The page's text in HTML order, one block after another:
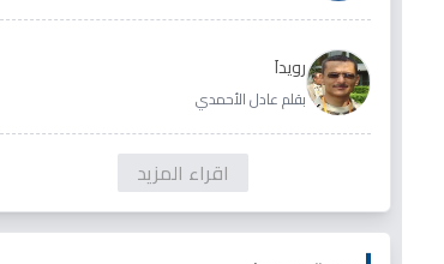
رويداَ
بقلم عادل الأحمدي
اقراء المزيد